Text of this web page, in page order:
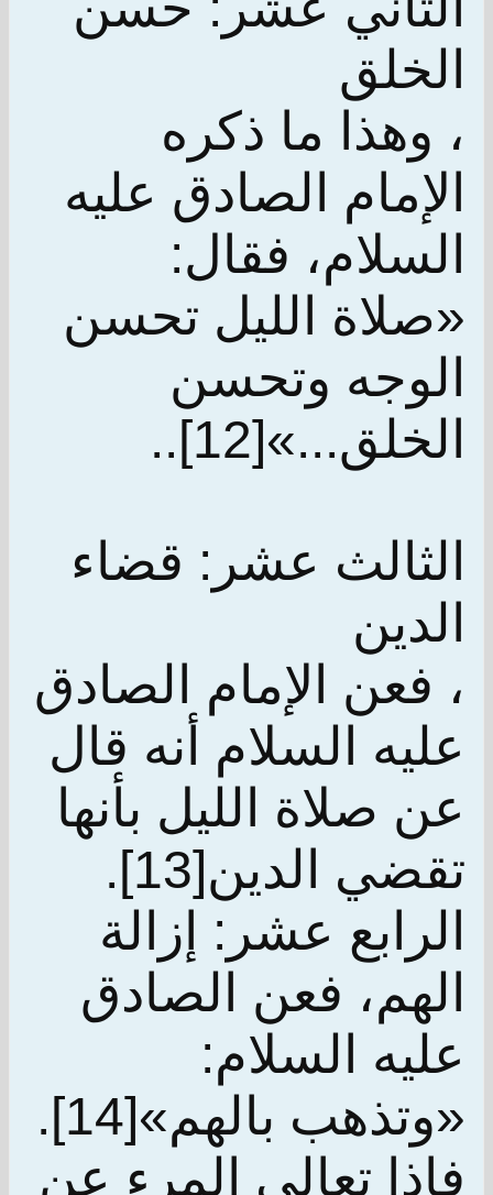
الخلق
، وهذا ما ذكره
الإمام الصادق عليه
السلام، فقال:
«صلاة الليل تحسن
الوجه وتحسن
الخلق...»[12]..
الثالث عشر: قضاء
الدين
، فعن الإمام الصادق
عليه السلام أنه قال
عن صلاة الليل بأنها
تقضي الدين[13].
الرابع عشر: إزالة
الهم، فعن الصادق
عليه السلام:
«وتذهب بالهم»[14].
فإذا تعالى المرء عن